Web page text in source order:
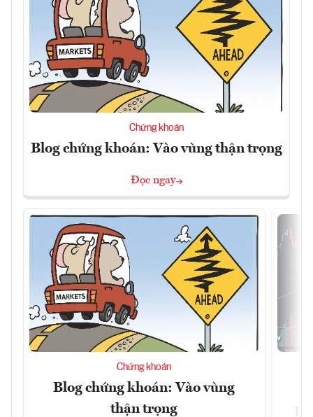
Chứng khoán
Blog chứng khoán: Vào vùng thận trọng
Đọc ngay
Chứng khoán
Blog chứng khoán: Vào vùng
thận trọng